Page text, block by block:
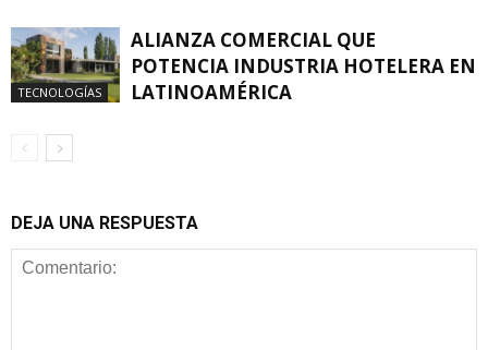
TECNOLOGÍAS
ALIANZA COMERCIAL QUE
POTENCIA INDUSTRIA HOTELERA EN
LATINOAMÉRICA
DEJA UNA RESPUESTA